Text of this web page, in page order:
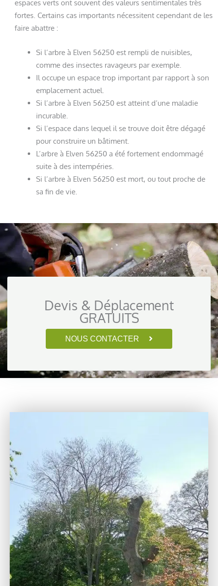
espaces verts ont souvent des valeurs sentimentales très
fortes. Certains cas importants nécessitent cependant de les
faire abattre :
Si l’arbre à Elven 56250 est rempli de nuisibles,
comme des insectes ravageurs par exemple.
Il occupe un espace trop important par rapport à son
emplacement actuel.
Si l’arbre à Elven 56250 est atteint d’une maladie
incurable.
Si l’espace dans lequel il se trouve doit être dégagé
pour construire un bâtiment.
L’arbre à Elven 56250 a été fortement endommagé
suite à des intempéries.
Si l’arbre à Elven 56250 est mort, ou tout proche de
sa fin de vie.
Devis & Déplacement
GRATUITS
NOUS CONTACTER